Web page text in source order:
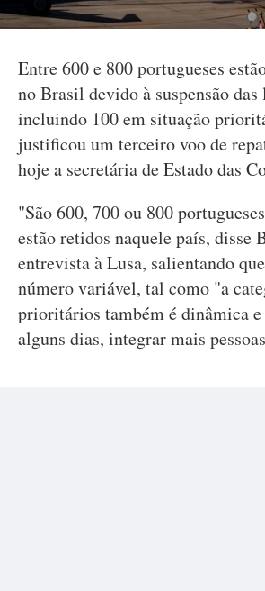
Entre 600 e 800 portugueses
no Brasil devido à suspensão das
incluindo 100 em situação
justificou um terceiro voo de
hoje a secretária de Estado das
"São 600, 700 ou 800
estão retidos naquele país, disse
entrevista à Lusa, salientando
número variável, tal como "a
prioritários também é dinâmica e
alguns dias, integrar mais